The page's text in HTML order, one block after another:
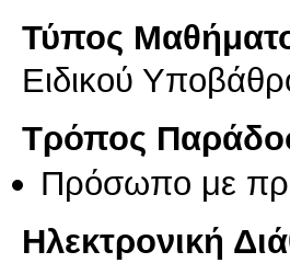
Τύπος
Ειδικού
Τρόπος
Πρόσωπο με
Ηλεκτρονική